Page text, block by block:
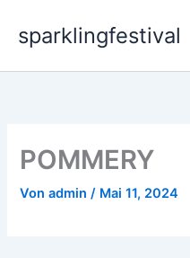
Inhalt
springen
sparklingfestival
POMMERY
Vonadmin/ Mai 11, 2024